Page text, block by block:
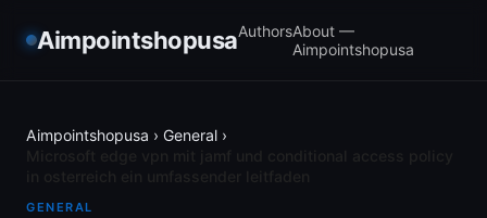
AimpointshopusaAuthorsAbout —
Aimpointshopusa
Aimpointshopusa › General ›
GENERAL